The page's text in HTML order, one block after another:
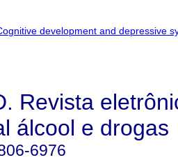
Revista
álcool e drogas
6976